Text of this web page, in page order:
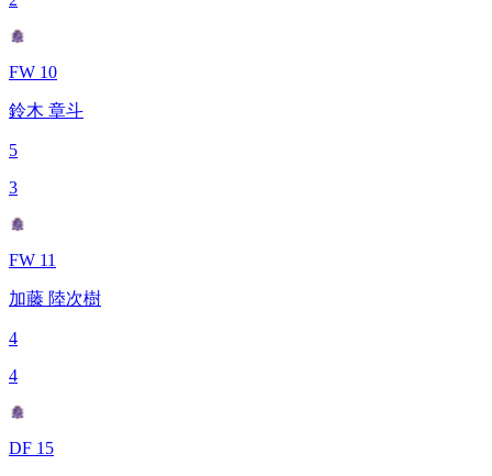
FW 10
鈴木 章斗
5
3
FW 11
加藤 陸次樹
4
4
DF 15